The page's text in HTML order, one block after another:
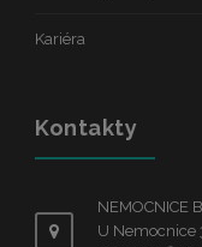
Kariéra
Kontakty
NEMOCNICE
U